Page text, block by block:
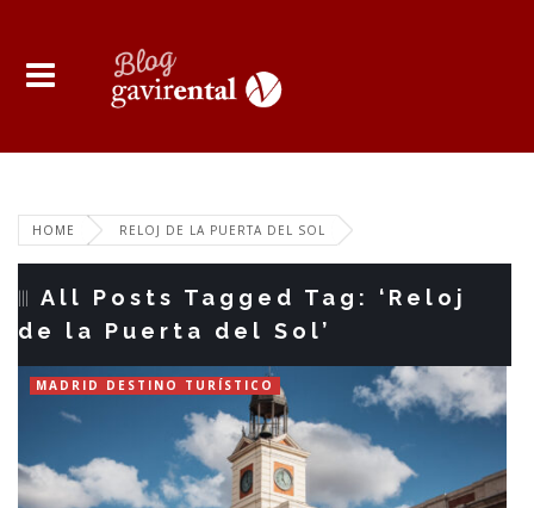
HOME RELOJ DE LA PUERTA DEL SOL
All Posts Tagged Tag: ‘Reloj
de la Puerta del Sol’
MADRID DESTINO TURÍSTICO